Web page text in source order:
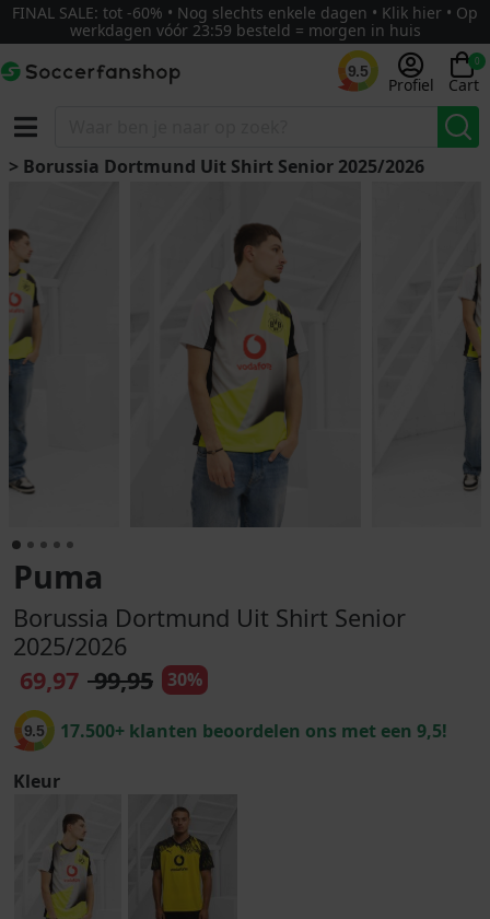
FINAL SALE: tot -60% • Nog slechts enkele dagen • Klik hier • Op
werkdagen vóór 23:59 besteld = morgen in huis
9.5
Profiel
0
Cart
> Borussia Dortmund Uit Shirt Senior 2025/2026
Puma
Borussia Dortmund Uit Shirt Senior
2025/2026
69,97 99,95 30%
9.5 17.500+ klanten beoordelen ons met een 9,5!
Kleur